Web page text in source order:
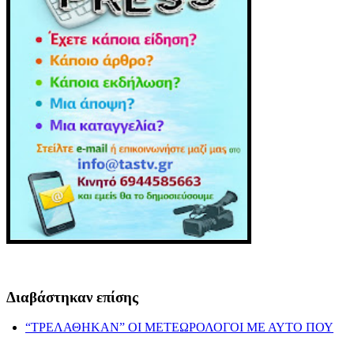
Διαβάστηκαν επίσης
“ΤΡΕΛΑΘΗΚΑΝ” ΟΙ ΜΕΤΕΩΡΟΛΟΓΟΙ ΜΕ ΑΥΤΟ ΠΟΥ